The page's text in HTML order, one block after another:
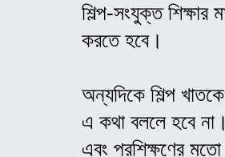
শিল্প-সংযুক্ত শিক্ষার
করতে হবে।
অন্যদিকে শিল্প
এ কথা বললে হবে না।
এবং প্রশিক্ষণের